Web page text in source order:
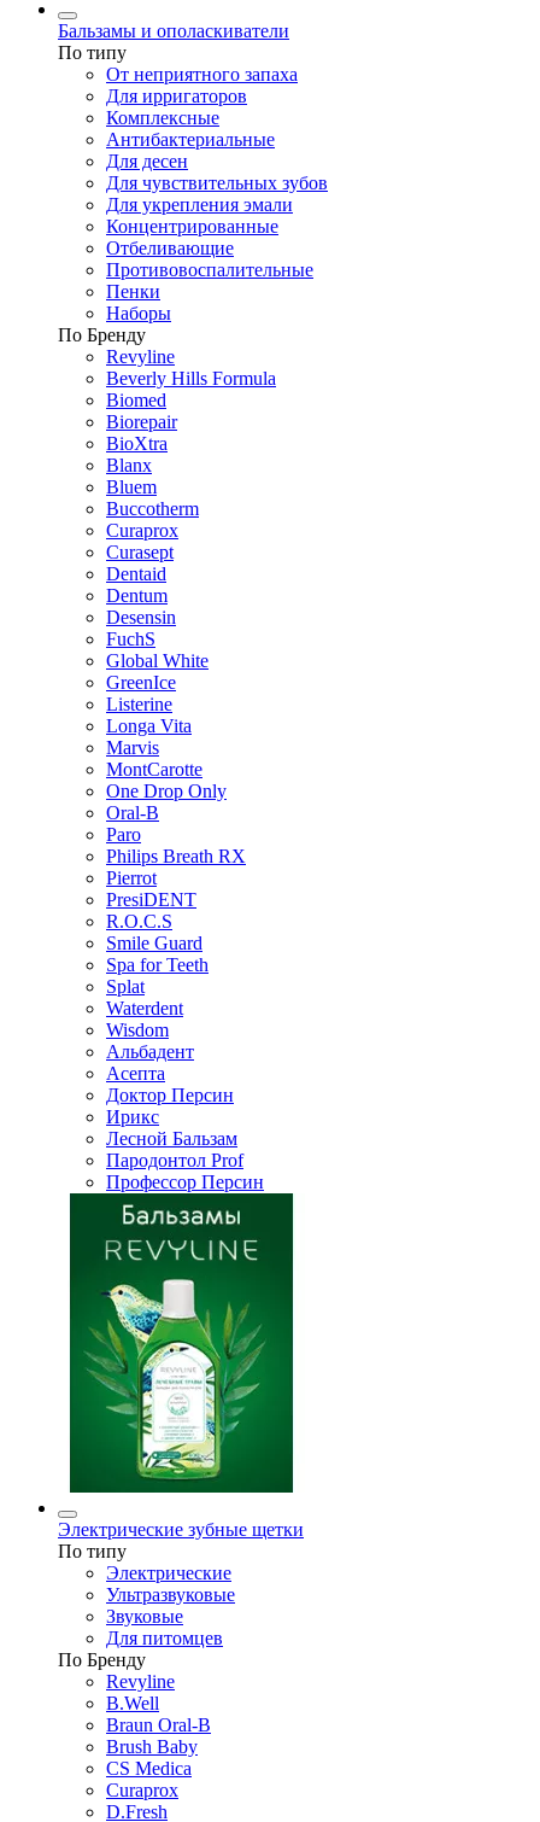
Бальзамы и ополаскиватели
По типу
От неприятного запаха
Для ирригаторов
Комплексные
Антибактериальные
Для десен
Для чувствительных зубов
Для укрепления эмали
Концентрированные
Отбеливающие
Противовоспалительные
Пенки
Наборы
По Бренду
Revyline
Beverly Hills Formula
Biomed
Biorepair
BioXtra
Blanx
Bluem
Buccotherm
Curaprox
Curasept
Dentaid
Dentum
Desensin
FuchS
Global White
GreenIce
Listerine
Longa Vita
Marvis
MontCarotte
One Drop Only
Oral-B
Paro
Philips Breath RX
Pierrot
PresiDENT
R.O.C.S
Smile Guard
Spa for Teeth
Splat
Waterdent
Wisdom
Альбадент
Асепта
Доктор Персин
Ирикс
Лесной Бальзам
Пародонтол Prof
Профессор Персин
Электрические зубные щетки
По типу
Электрические
Ультразвуковые
Звуковые
Для питомцев
По Бренду
Revyline
B.Well
Braun Oral-B
Brush Baby
CS Medica
Curaprox
D.Fresh